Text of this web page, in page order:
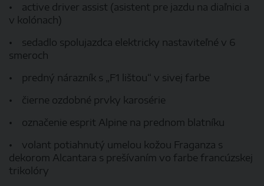
• active driver assist (asistent pre jazdu na diaľnici a
v kolónach)
• sedadlo spolujazdca elektricky nastaviteľné v 6
smeroch
• predný nárazník s „F1 lištou“ v sivej farbe
• čierne ozdobné prvky karosérie
• označenie esprit Alpine na prednom blatníku
• volant potiahnutý umelou kožou Fraganza s
dekorom Alcantara s prešívaním vo farbe francúzskej
trikolóry